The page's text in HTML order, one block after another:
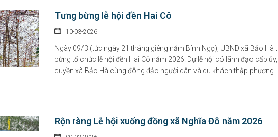
Tưng bừng lễ hội đền Hai Cô
10-03-2026
Ngày 09/3 (tức ngày 21 tháng giêng năm Bính Ngọ), UBND xã Bảo Hà
bừng tổ chức lễ hội đền Hai Cô năm 2026. Dự lễ hội có lãnh đạo cấp
quyền xã Bảo Hà cùng đông đảo người dân và du khách thập phương.
Rộn ràng Lễ hội xuống đồng xã Nghĩa Đô năm 2026